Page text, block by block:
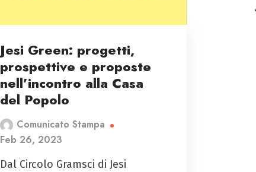
Jesi Green: progetti,
prospettive e proposte
nell’incontro alla Casa
del Popolo
Comunicato Stampa
Feb 26, 2023
Dal Circolo Gramsci di Jesi